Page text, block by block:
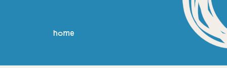
home
home